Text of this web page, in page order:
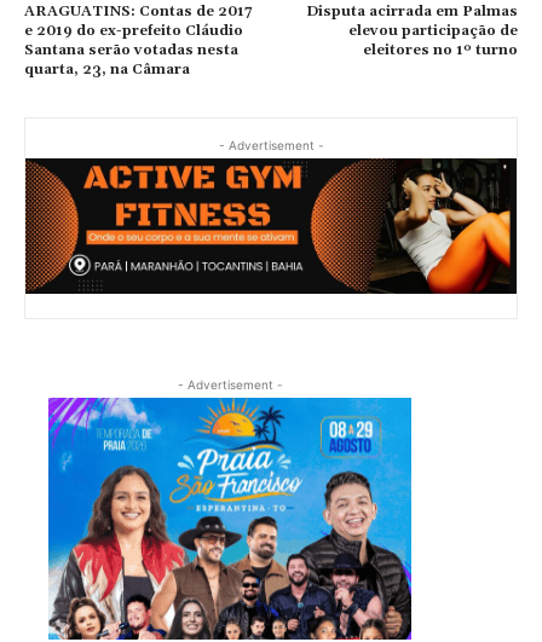
ARAGUATINS: Contas de 2017
e 2019 do ex-prefeito Cláudio
Santana serão votadas nesta
quarta, 23, na Câmara
Disputa acirrada em Palmas
elevou participação de
eleitores no 1º turno
- Advertisement -
- Advertisement -